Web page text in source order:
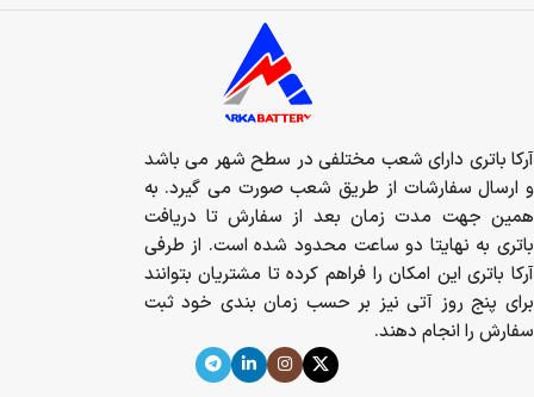
آرکا باتری دارای شعب مختلفی در سطح شهر می باشد
و ارسال سفارشات از طریق شعب صورت می گیرد. به
همین جهت مدت زمان بعد از سفارش تا دریافت
باتری به نهایتا دو ساعت محدود شده است. از طرفی
آرکا باتری این امکان را فراهم کرده تا مشتریان بتوانند
برای پنج روز آتی نیز بر حسب زمان بندی خود ثبت
سفارش را انجام دهند.